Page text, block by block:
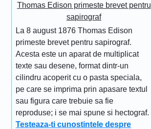
Thomas Edison primeste brevet pentru
sapirograf
La 8 august 1876 Thomas Edison
primeste brevet pentru sapirograf.
Acesta este un aparat de multiplicat
texte sau desene, format dintr-un
cilindru acoperit cu o pasta speciala,
pe care se imprima prin apasare textul
sau figura care trebuie sa fie
reproduse; i se mai spune si hectograf.
Testeaza-ti cunostintele despre